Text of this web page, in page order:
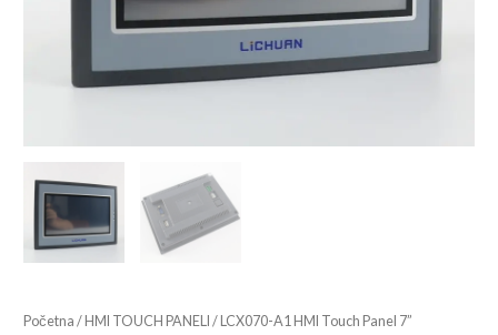
Početna / HMI TOUCH PANELI / LCX070-A1 HMI Touch Panel 7”